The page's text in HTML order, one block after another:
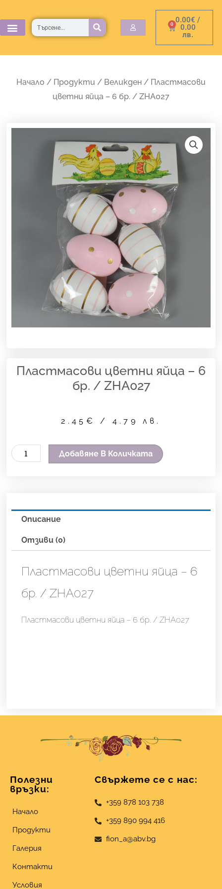
to
content
0.00€ /
0.00
лв.
0
Cart
Търсене
Начало / Продукти / Великден / Пластмасови
цветни яйца – 6 бр. / ZHA027
Пластмасови цветни яйца – 6
бр. / ZHA027
2.45 € / 4.79 лв.
количество
яйца
бр.
Добавяне В Количката
Описание
Отзиви (0)
Пластмасови цветни яйца – 6
бр. / ZHA027
Пластмасови цветни яйца – 6 бр. / ZHA027
Полезни
връзки:
Начало
Продукти
Галерия
Контакти
Условия
Свържете се с нас:
+359 878 103 738
+359 890 994 416
fion_a@abv.bg